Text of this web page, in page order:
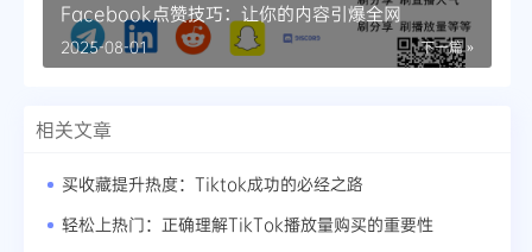
Facebook点赞技巧：让你的内容引爆全网
下一篇 »
2025-08-01
相关文章
买收藏提升热度：Tiktok成功的必经之路
轻松上热门：正确理解TikTok播放量购买的重要性